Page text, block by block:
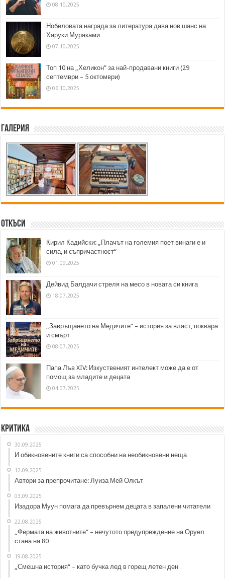
08.10.2025
Нобеловата награда за литература дава нов шанс на
Харуки Мураками
07.10.2025
Топ 10 на „Хеликон” за най-продавани книги (29
септември – 5 октомври)
06.10.2025
Галерия
Откъси
Кирил Кадийски: „Плачът на големия поет винаги е и
сила, и съпричастност“
01.09.2025
Дейвид Балдачи стреля на месо в новата си книга
18.07.2025
„Завръщането на Медичите“ – история за власт, поквара
и смърт
08.07.2025
Папа Лъв XIV: Изкуственият интелект може да е от
помощ за младите и децата
04.07.2025
Критика
30.09.2025
И обикновените книги са способни на необикновени неща
12.09.2025
Автори за препрочитане: Луиза Мей Олкът
03.09.2025
Изадора Муун помага да превърнем децата в запалени читатели
22.08.2025
„Фермата на животните“ – нечутото предупреждение на Оруел
стана на 80
19.08.2025
„Смешна история“ – като бучка лед в горещ летен ден